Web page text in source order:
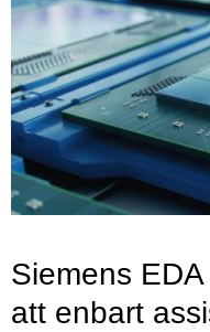
Siemens
att enbart